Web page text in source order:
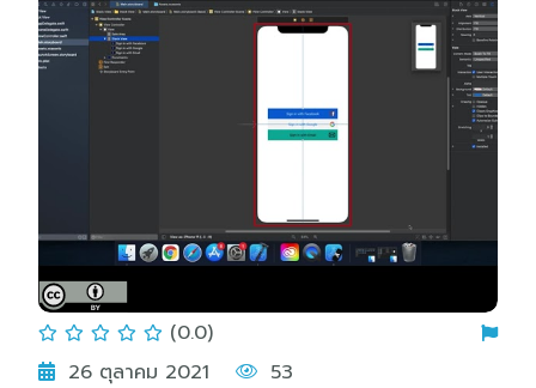
(0.0)
26 ตุลาคม 2021
53